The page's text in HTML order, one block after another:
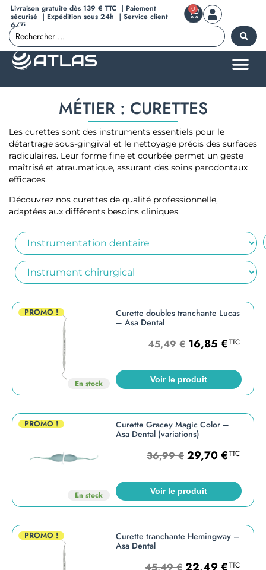
Livraison gratuite dès 139 € TTC ｜Paiement
sécurisé ｜Expédition sous 24h ｜Service client
6/7j
0
MÉTIER : CURETTES
Les curettes sont des instruments essentiels pour le
détartrage sous-gingival et le nettoyage précis des surfaces
radiculaires. Leur forme fine et courbée permet un geste
maîtrisé et atraumatique, assurant des soins parodontaux
efficaces.
Découvrez nos curettes de qualité professionnelle,
adaptées aux différents besoins cliniques.
PROMO !
En stock
Curette doubles tranchante Lucas
– Asa Dental
45,49€ 16,85 €TTC
Voir le produit
PROMO !
En stock
Curette Gracey Magic Color –
Asa Dental (variations)
36,99€ 29,70€TTC
Voir le produit
PROMO !
Curette tranchante Hemingway –
Asa Dental
TTC